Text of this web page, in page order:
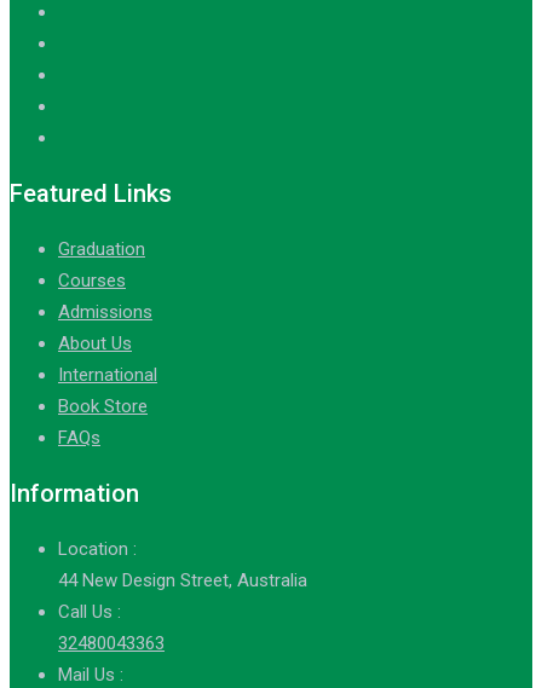
Featured Links
Graduation
Courses
Admissions
About Us
International
Book Store
FAQs
Information
Location :
44 New Design Street, Australia
Call Us :
32480043363
Mail Us :